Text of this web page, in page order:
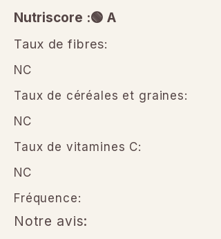
Nutriscore :🟢 A
Taux de fibres:
NC
Taux de céréales et graines:
NC
Taux de vitamines C:
NC
Fréquence:
Notre avis: